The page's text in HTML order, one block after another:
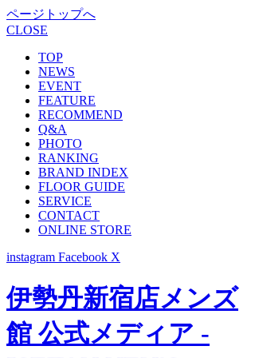
ページトップへ
CLOSE
TOP
NEWS
EVENT
FEATURE
RECOMMEND
Q&A
PHOTO
RANKING
BRAND INDEX
FLOOR GUIDE
SERVICE
CONTACT
ONLINE STORE
instagram Facebook X
伊勢丹新宿店メンズ
館 公式メディア -